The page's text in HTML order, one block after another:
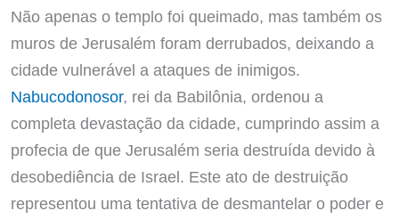
Não apenas o templo foi queimado, mas também os
muros de Jerusalém foram derrubados, deixando a
cidade vulnerável a ataques de inimigos.
Nabucodonosor, rei da Babilônia, ordenou a
completa devastação da cidade, cumprindo assim a
profecia de que Jerusalém seria destruída devido à
desobediência de Israel. Este ato de destruição
representou uma tentativa de desmantelar o poder e